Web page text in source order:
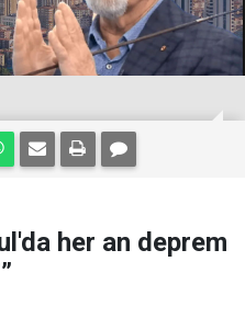
her an deprem